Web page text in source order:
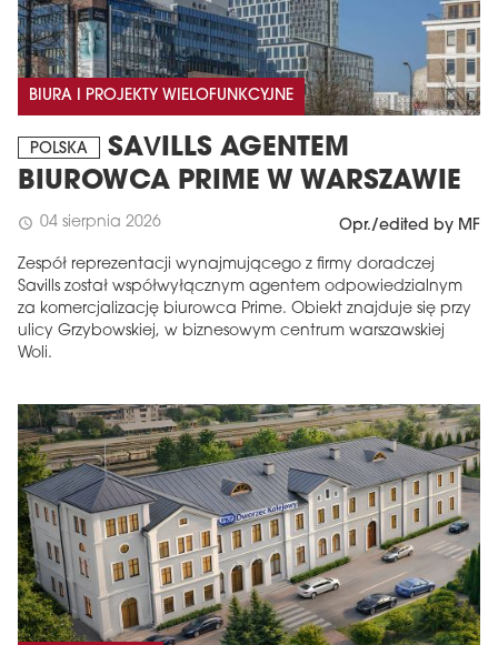
BIURA I PROJEKTY WIELOFUNKCYJNE
POLSKA
SAVILLS AGENTEM
BIUROWCA PRIME W WARSZAWIE
schedule 04 sierpnia 2026 Opr./edited by MF
Zespół reprezentacji wynajmującego z firmy doradczej
Savills został współwyłącznym agentem odpowiedzialnym
za komercjalizację biurowca Prime. Obiekt znajduje się przy
ulicy Grzybowskiej, w biznesowym centrum warszawskiej
Woli.